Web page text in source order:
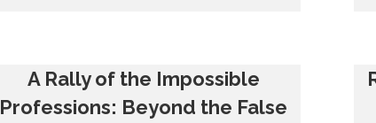
A Rally of the Impossible
Professions: Beyond the False